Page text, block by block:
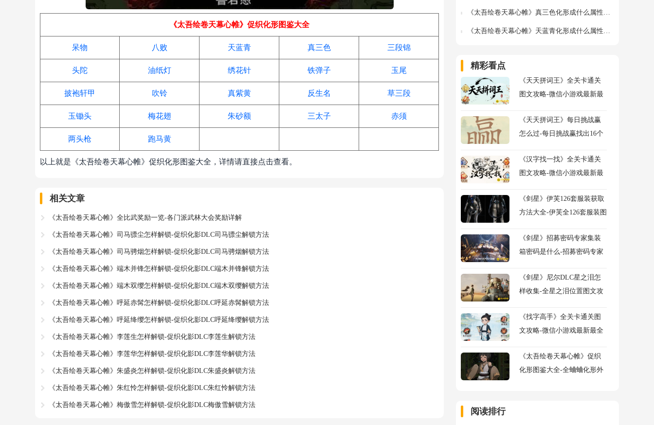
《太吾绘卷天幕心帷》促织化形图鉴大全
呆物 八败 天蓝青 真三色 三段锦
头陀 油纸灯 绣花针 铁弹子 玉尾
披袍轩甲 吹铃 真紫黄 反生名 草三段
玉锄头 梅花翅 朱砂额 三太子 赤须
两头枪 跑马黄
以上就是《太吾绘卷天幕心帷》促织化形图鉴大全，详情请直接点击查看。
相关文章
《太吾绘卷天幕心帷》全比武奖励一览-各门派武林大会奖励详解
《太吾绘卷天幕心帷》司马骠尘怎样解锁-促织化影DLC司马骠尘解锁方法
《太吾绘卷天幕心帷》司马骋烟怎样解锁-促织化影DLC司马骋烟解锁方法
《太吾绘卷天幕心帷》端木并锋怎样解锁-促织化影DLC端木并锋解锁方法
《太吾绘卷天幕心帷》端木双缨怎样解锁-促织化影DLC端木双缨解锁方法
《太吾绘卷天幕心帷》呼延赤髯怎样解锁-促织化影DLC呼延赤髯解锁方法
《太吾绘卷天幕心帷》呼延绛缨怎样解锁-促织化影DLC呼延绛缨解锁方法
《太吾绘卷天幕心帷》李莲生怎样解锁-促织化影DLC李莲生解锁方法
《太吾绘卷天幕心帷》李莲华怎样解锁-促织化影DLC李莲华解锁方法
《太吾绘卷天幕心帷》朱盛炎怎样解锁-促织化影DLC朱盛炎解锁方法
《太吾绘卷天幕心帷》朱红怜怎样解锁-促织化影DLC朱红怜解锁方法
《太吾绘卷天幕心帷》梅傲雪怎样解锁-促织化影DLC梅傲雪解锁方法
《太吾绘卷天幕心帷》真三色化形成什么属性助战指令详情-真三色促织蛐蛐化形图鉴
《太吾绘卷天幕心帷》天蓝青化形成什么属性助战指令详情-天蓝青促织蛐蛐化形图鉴
精彩看点
《天天拼词王》全关卡通关
图文攻略-微信小游戏最新最
《天天拼词王》每日挑战赢
怎么过-每日挑战赢找出16个
《汉字找一找》全关卡通关
图文攻略-微信小游戏最新最
《剑星》伊芙126套服装获取
方法大全-伊芙全126套服装图
《剑星》招募密码专家集装
箱密码是什么-招募密码专家
《剑星》尼尔DLC星之泪怎
样收集-全星之泪位置图文攻
《找字高手》全关卡通关图
文攻略-微信小游戏最新最全
《太吾绘卷天幕心帷》促织
化形图鉴大全-全蛐蛐化形外
阅读排行